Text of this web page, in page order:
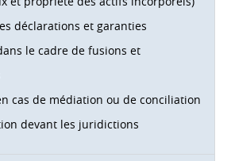
déclarations et garanties
le cadre de fusions et
cas de médiation ou de conciliation
devant les juridictions